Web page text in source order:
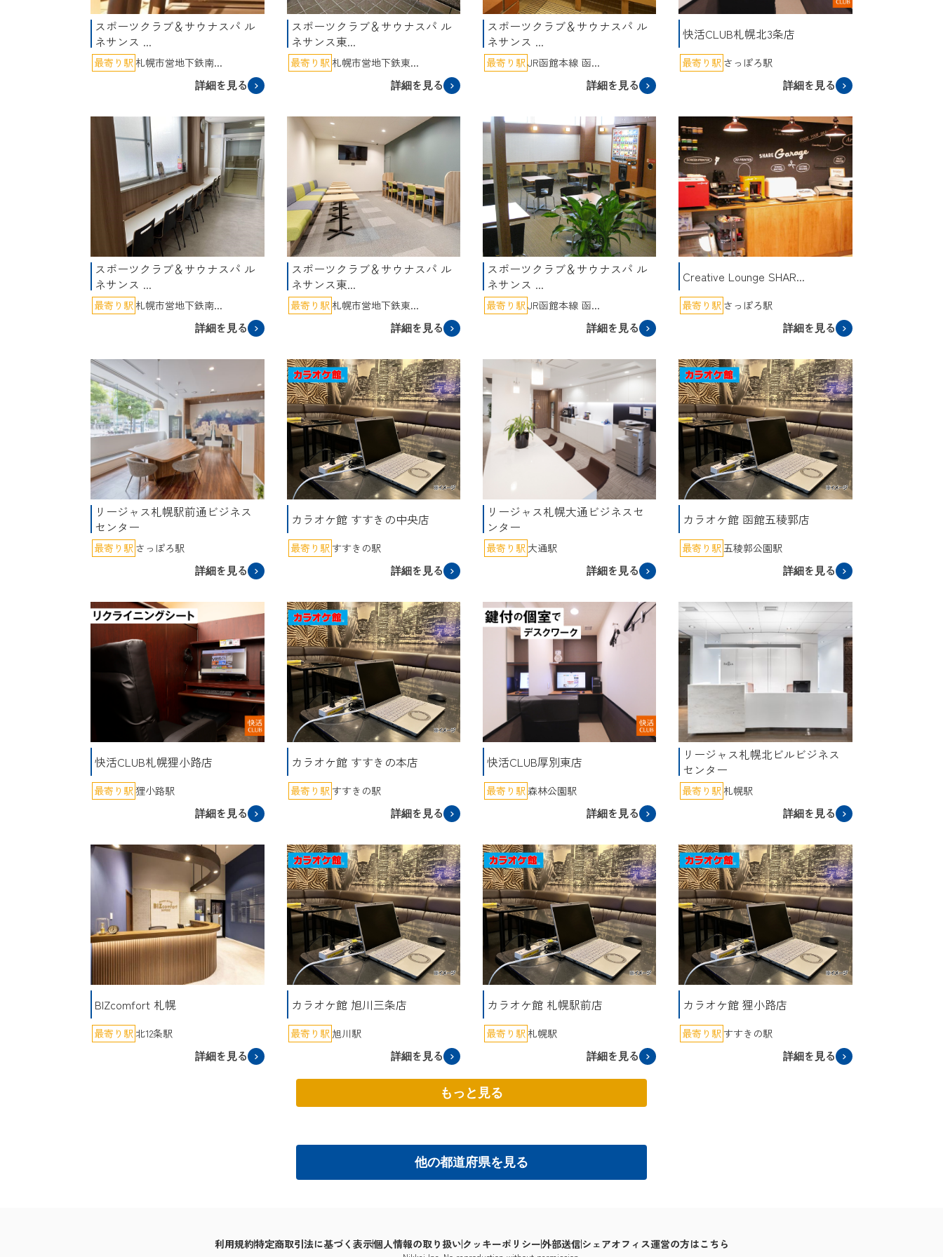
スポーツクラブ＆サウナスパ ル
ネサンス ...
最寄り駅 札幌市営地下鉄南...
詳細を見る
スポーツクラブ＆サウナスパ ル
ネサンス東...
最寄り駅 札幌市営地下鉄東...
詳細を見る
スポーツクラブ＆サウナスパ ル
ネサンス ...
最寄り駅 JR函館本線 函...
詳細を見る
快活CLUB札幌北3条店
最寄り駅 さっぽろ駅
詳細を見る
スポーツクラブ＆サウナスパ ル
ネサンス ...
最寄り駅 札幌市営地下鉄南...
詳細を見る
スポーツクラブ＆サウナスパ ル
ネサンス東...
最寄り駅 札幌市営地下鉄東...
詳細を見る
スポーツクラブ＆サウナスパ ル
ネサンス ...
最寄り駅 JR函館本線 函...
詳細を見る
Creative Lounge SHAR...
最寄り駅 さっぽろ駅
詳細を見る
リージャス札幌駅前通ビジネス
センター
最寄り駅 さっぽろ駅
詳細を見る
カラオケ館 すすきの中央店
最寄り駅 すすきの駅
詳細を見る
リージャス札幌大通ビジネスセ
ンター
最寄り駅 大通駅
詳細を見る
カラオケ館 函館五稜郭店
最寄り駅 五稜郭公園駅
詳細を見る
快活CLUB札幌狸小路店
最寄り駅 狸小路駅
詳細を見る
カラオケ館 すすきの本店
最寄り駅 すすきの駅
詳細を見る
快活CLUB厚別東店
最寄り駅 森林公園駅
詳細を見る
リージャス札幌北ビルビジネス
センター
最寄り駅 札幌駅
詳細を見る
BIZcomfort 札幌
最寄り駅 北12条駅
詳細を見る
カラオケ館 旭川三条店
最寄り駅 旭川駅
詳細を見る
カラオケ館 札幌駅前店
最寄り駅 札幌駅
詳細を見る
カラオケ館 狸小路店
最寄り駅 すすきの駅
詳細を見る
もっと見る
他の都道府県を見る
利用規約特定商取引法に基づく表示個人情報の取り扱いクッキーポリシー外部送信シェアオフィス運営の方はこちら